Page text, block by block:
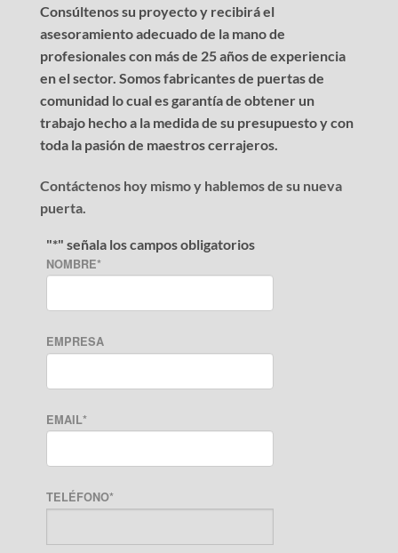
Consúltenos su proyecto y recibirá el
asesoramiento adecuado de la mano de
profesionales con más de 25 años de experiencia
en el sector. Somos fabricantes de puertas de
comunidad lo cual es garantía de obtener un
trabajo hecho a la medida de su presupuesto y con
toda la pasión de maestros cerrajeros.
Contáctenos hoy mismo y hablemos de su nueva
puerta.
"*" señala los campos obligatorios
NOMBRE*
EMPRESA
EMAIL*
TELÉFONO*